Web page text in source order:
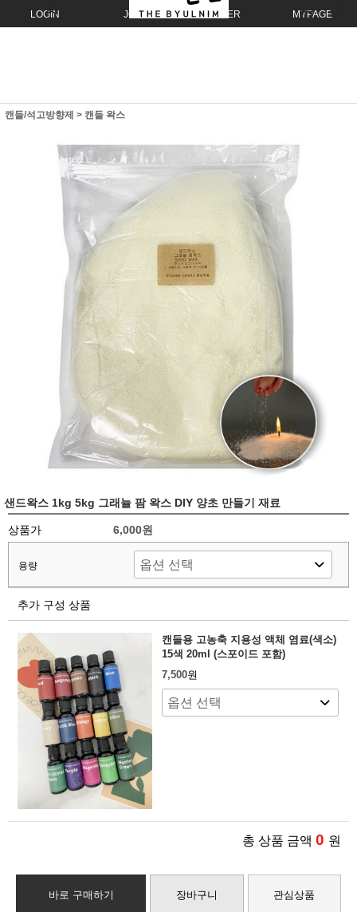
LOGIN JOIN ORDER MYPAGE
캔들/석고방향제 > 캔들 왁스
샌드왁스 1kg 5kg 그래뉼 팜 왁스 DIY 양초 만들기 재료
상품가 6,000원
용량
추가 구성 상품
캔들용 고농축 지용성 액체 염료(색소)
15색 20ml (스포이드 포함)
7,500원
총 상품 금액 0 원
바로 구매하기 장바구니 관심상품